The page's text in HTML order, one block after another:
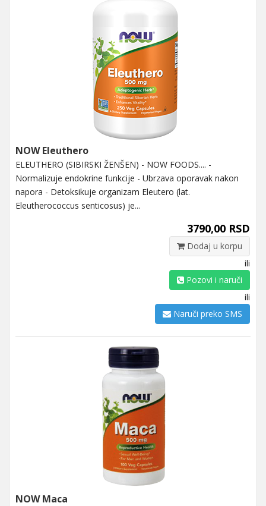
NOW Eleuthero
ELEUTHERO (SIBIRSKI ŽENŠEN) - NOW FOODS.... -
Normalizuje endokrine funkcije - Ubrzava oporavak nakon
napora - Detoksikuje organizam Eleutero (lat.
Eleutherococcus senticosus) je...
3790,00 RSD
Dodaj u korpu
ili
Pozovi i naruči
ili
Naruči preko SMS
NOW Maca